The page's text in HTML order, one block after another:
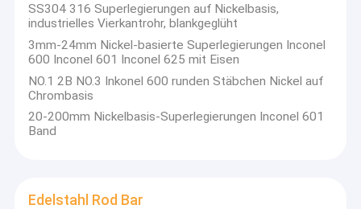
Legierter Titanstahl
Superlegierungen auf Nickelbasis
Edelstahl Rod Bar
Edelstahlwinkel
SS304 316 Superlegierungen auf Nickelbasis,
industrielles Vierkantrohr, blankgeglüht
3mm-24mm Nickel-basierte Superlegierungen Inconel
600 Inconel 601 Inconel 625 mit Eisen
NO.1 2B NO.3 Inkonel 600 runden Stäbchen Nickel auf
Chrombasis
20-200mm Nickelbasis-Superlegierungen Inconel 601
Band
Edelstahl Rod Bar